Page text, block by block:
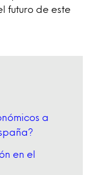
futuro de este
a
en el